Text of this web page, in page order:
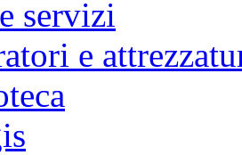
servizi
e